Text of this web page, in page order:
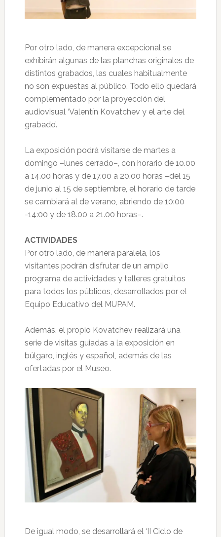
Por otro lado, de manera excepcional se
exhibirán algunas de las planchas originales de
distintos grabados, las cuales habitualmente
no son expuestas al público. Todo ello quedará
complementado por la proyección del
audiovisual ‘Valentín Kovatchev y el arte del
grabado’.
La exposición podrá visitarse de martes a
domingo –lunes cerrado–, con horario de 10.00
a 14.00 horas y de 17.00 a 20.00 horas –del 15
de junio al 15 de septiembre, el horario de tarde
se cambiará al de verano, abriendo de 10:00
-14:00 y de 18.00 a 21.00 horas–.
ACTIVIDADES
Por otro lado, de manera paralela, los
visitantes podrán disfrutar de un amplio
programa de actividades y talleres gratuitos
para todos los públicos, desarrollados por el
Equipo Educativo del MUPAM.
Además, el propio Kovatchev realizará una
serie de visitas guiadas a la exposición en
búlgaro, inglés y español, además de las
ofertadas por el Museo.
De igual modo, se desarrollará el ‘II Ciclo de